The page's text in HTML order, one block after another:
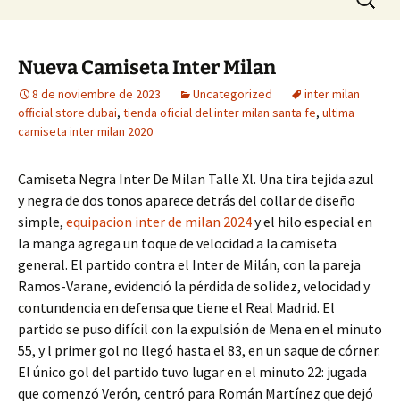
Nueva Camiseta Inter Milan
8 de noviembre de 2023 Uncategorized
inter milan
official store dubai, tienda oficial del inter milan santa fe, ultima
camiseta inter milan 2020
Camiseta Negra Inter De Milan Talle Xl. Una tira tejida azul
y negra de dos tonos aparece detrás del collar de diseño
simple, equipacion inter de milan 2024y el hilo especial en
la manga agrega un toque de velocidad a la camiseta
general. El partido contra el Inter de Milán, con la pareja
Ramos-Varane, evidenció la pérdida de solidez, velocidad y
contundencia en defensa que tiene el Real Madrid. El
partido se puso difícil con la expulsión de Mena en el minuto
55, y l primer gol no llegó hasta el 83, en un saque de córner.
El único gol del partido tuvo lugar en el minuto 22: jugada
que comenzó Verón, centró para Román Martínez que dejó